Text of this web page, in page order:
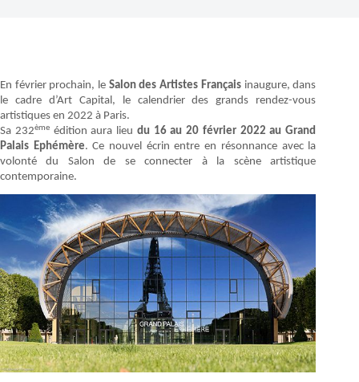
En février prochain, le Salon des Artistes Françaisinaugure, dans
le cadre d’Art Capital, le calendrier des grands rendez-vous
artistiques en 2022 à Paris.
Sa 232èmeédition aura lieu du 16 au 20 février 2022 au Grand
Palais Ephémère. Ce nouvel écrin entre en résonnance avec la
volonté du Salon de se connecter à la scène artistique
contemporaine.